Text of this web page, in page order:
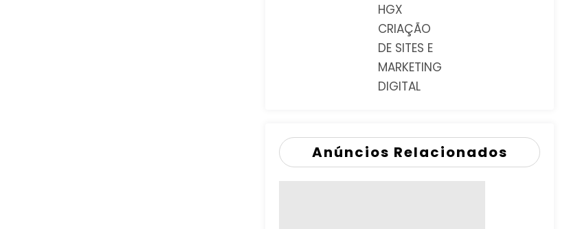
HGX
CRIAÇÃO
DE SITES E
MARKETING
DIGITAL
Anúncios Relacionados